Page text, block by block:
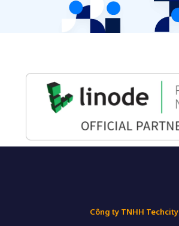
Công ty TNHH Techcity